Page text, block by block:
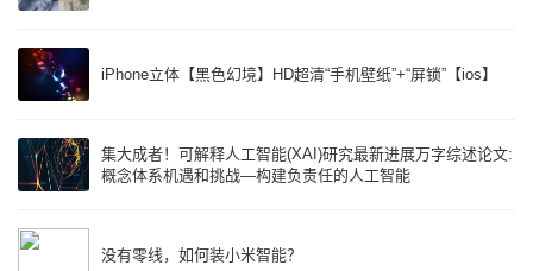
iPhone立体【黑色幻境】HD超清“手机壁纸”+“屏锁”【ios】
集大成者！可解释人工智能(XAI)研究最新进展万字综述论文:
概念体系机遇和挑战—构建负责任的人工智能
没有零线，如何装小米智能？